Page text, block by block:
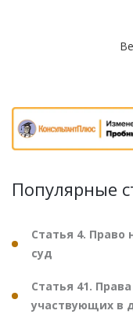
Популярные
Статья 4.
суд
Статья 41.
участвующих в